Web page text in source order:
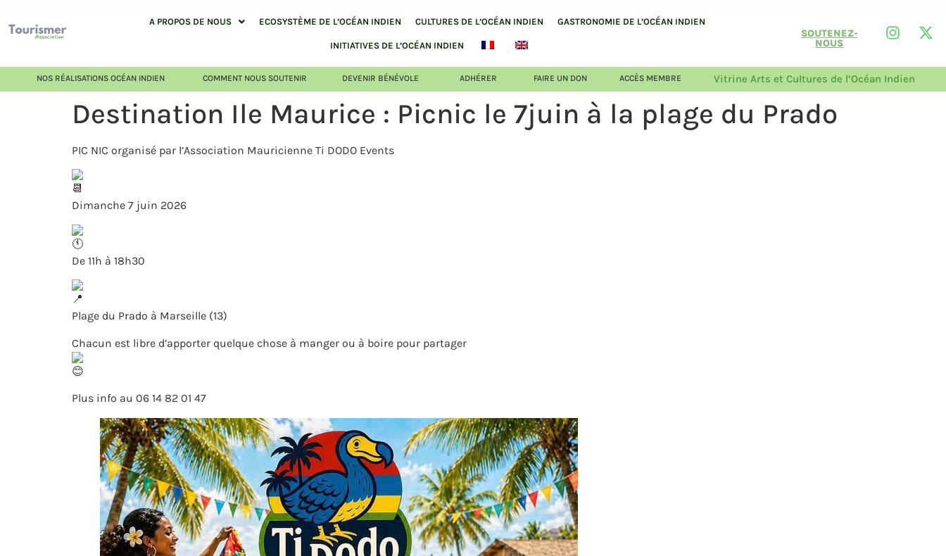
A PROPOS DE NOUS ECOSYSTÈME DE L’OCÉAN INDIEN CULTURES DE L’OCÉAN INDIEN GASTRONOMIE DE L’OCÉAN INDIEN
INITIATIVES DE L’OCÉAN INDIEN
SOUTENEZ-
NOUS
NOS RÉALISATIONS OCÉAN INDIEN COMMENT NOUS SOUTENIR DEVENIR BÉNÉVOLE ADHÉRER FAIRE UN DON ACCÈS MEMBRE Vitrine Arts et Cultures de l’Océan Indien
Destination Ile Maurice : Picnic le 7juin à la plage du Prado
PIC NIC organisé par l’Association Mauricienne Ti DODO Events
Dimanche 7 juin 2026
De 11h à 18h30
Plage du Prado à Marseille (13)
Chacun est libre d’apporter quelque chose à manger ou à boire pour partager
Plus info au 06 14 82 01 47